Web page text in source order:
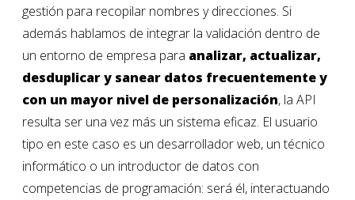
gestión para recopilar nombres y direcciones. Si
además hablamos de integrar la validación dentro de
un entorno de empresa para analizar, actualizar,
desduplicar y sanear datos frecuentemente y
con un mayor nivel de personalización, la API
resulta ser una vez más un sistema eficaz. El usuario
tipo en este caso es un desarrollador web, un técnico
informático o un introductor de datos con
competencias de programación: será él, interactuando